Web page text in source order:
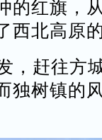
的红旗，
西北高原
，赶往方
独树镇的